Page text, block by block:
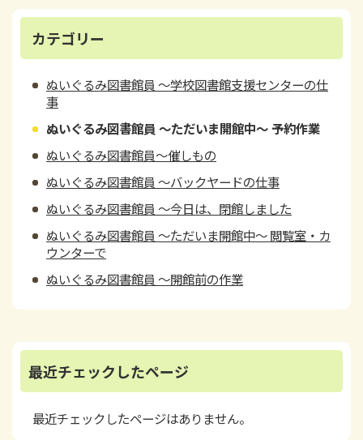
カテゴリー
ぬいぐるみ図書館員 ～学校図書館支援センターの仕
事
ぬいぐるみ図書館員 ～ただいま開館中～ 予約作業
ぬいぐるみ図書館員～催しもの
ぬいぐるみ図書館員 ～バックヤードの仕事
ぬいぐるみ図書館員 ～今日は、閉館しました
ぬいぐるみ図書館員 ～ただいま開館中～ 閲覧室・カ
ウンターで
ぬいぐるみ図書館員 ～開館前の作業
最近チェックしたページ
最近チェックしたページはありません。